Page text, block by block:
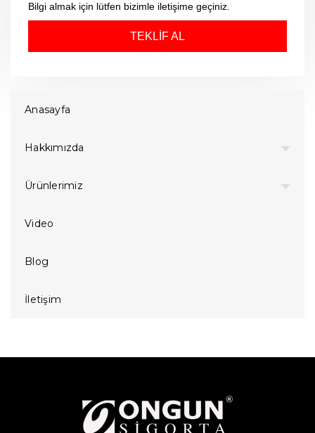
Bilgi almak için lütfen bizimle iletişime geçiniz.
TEKLİF AL
Anasayfa
Hakkımızda
Ürünlerimiz
Video
Blog
İletişim